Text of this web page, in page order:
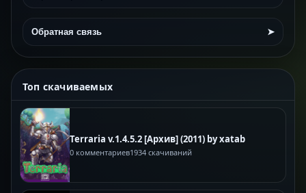
Обратная связь ➤
Топ скачиваемых
Terraria v.1.4.5.2 [Архив] (2011) by xatab
0 комментариев1934 скачиваний